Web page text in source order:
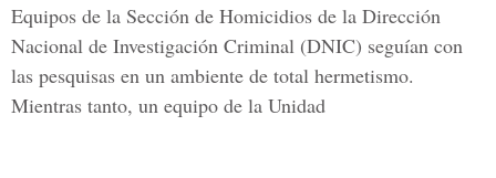
Equipos de la Sección de Homicidios de la Dirección
Nacional de Investigación Criminal (DNIC) seguían con
las pesquisas en un ambiente de total hermetismo.
Mientras tanto, un equipo de la Unidad